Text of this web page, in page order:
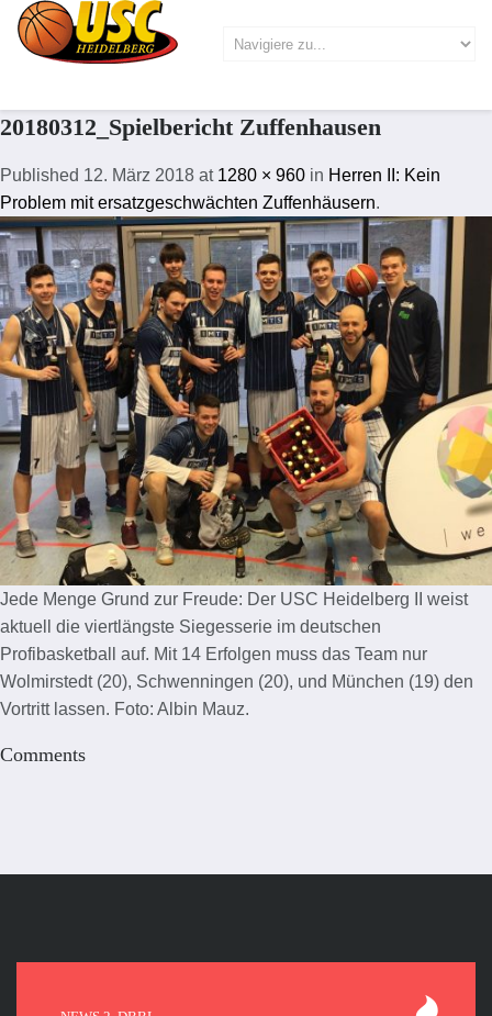
20180312_Spielbericht Zuffenhausen
Published 12. März 2018 at 1280 × 960 in Herren II: Kein
Problem mit ersatzgeschwächten Zuffenhäusern.
Jede Menge Grund zur Freude: Der USC Heidelberg II weist
aktuell die viertlängste Siegesserie im deutschen
Profibasketball auf. Mit 14 Erfolgen muss das Team nur
Wolmirstedt (20), Schwenningen (20), und München (19) den
Vortritt lassen. Foto: Albin Mauz.
Comments